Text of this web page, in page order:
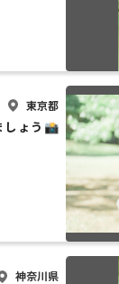
東京都
しょう📸
神奈川県